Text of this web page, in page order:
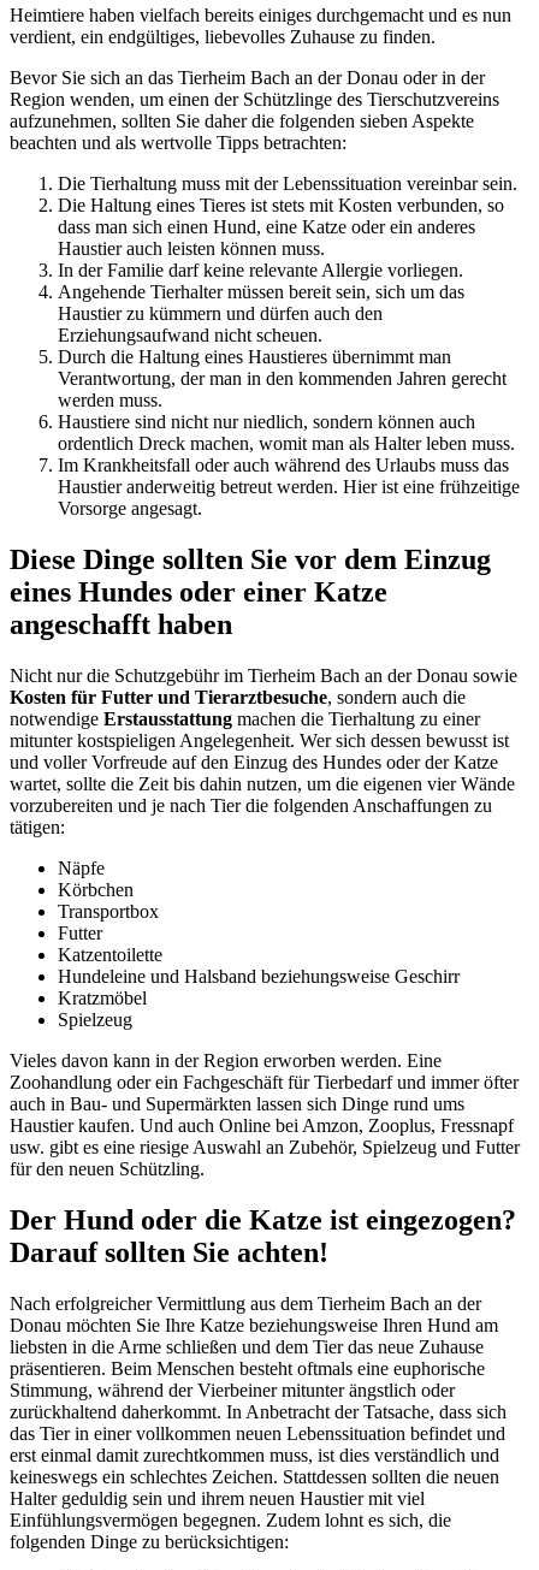
Heimtiere haben vielfach bereits einiges durchgemacht und es nun
verdient, ein endgültiges, liebevolles Zuhause zu finden.
Bevor Sie sich an das Tierheim Bach an der Donau oder in der
Region wenden, um einen der Schützlinge des Tierschutzvereins
aufzunehmen, sollten Sie daher die folgenden sieben Aspekte
beachten und als wertvolle Tipps betrachten:
Die Tierhaltung muss mit der Lebenssituation vereinbar sein.
Die Haltung eines Tieres ist stets mit Kosten verbunden, so
dass man sich einen Hund, eine Katze oder ein anderes
Haustier auch leisten können muss.
In der Familie darf keine relevante Allergie vorliegen.
Angehende Tierhalter müssen bereit sein, sich um das
Haustier zu kümmern und dürfen auch den
Erziehungsaufwand nicht scheuen.
Durch die Haltung eines Haustieres übernimmt man
Verantwortung, der man in den kommenden Jahren gerecht
werden muss.
Haustiere sind nicht nur niedlich, sondern können auch
ordentlich Dreck machen, womit man als Halter leben muss.
Im Krankheitsfall oder auch während des Urlaubs muss das
Haustier anderweitig betreut werden. Hier ist eine frühzeitige
Vorsorge angesagt.
Diese Dinge sollten Sie vor dem Einzug
eines Hundes oder einer Katze
angeschafft haben
Nicht nur die Schutzgebühr im Tierheim Bach an der Donau sowie
Kosten für Futter und Tierarztbesuche, sondern auch die
notwendige Erstausstattung machen die Tierhaltung zu einer
mitunter kostspieligen Angelegenheit. Wer sich dessen bewusst ist
und voller Vorfreude auf den Einzug des Hundes oder der Katze
wartet, sollte die Zeit bis dahin nutzen, um die eigenen vier Wände
vorzubereiten und je nach Tier die folgenden Anschaffungen zu
tätigen:
Näpfe
Körbchen
Transportbox
Futter
Katzentoilette
Hundeleine und Halsband beziehungsweise Geschirr
Kratzmöbel
Spielzeug
Vieles davon kann in der Region erworben werden. Eine
Zoohandlung oder ein Fachgeschäft für Tierbedarf und immer öfter
auch in Bau- und Supermärkten lassen sich Dinge rund ums
Haustier kaufen. Und auch Online bei Amzon, Zooplus, Fressnapf
usw. gibt es eine riesige Auswahl an Zubehör, Spielzeug und Futter
für den neuen Schützling.
Der Hund oder die Katze ist eingezogen?
Darauf sollten Sie achten!
Nach erfolgreicher Vermittlung aus dem Tierheim Bach an der
Donau möchten Sie Ihre Katze beziehungsweise Ihren Hund am
liebsten in die Arme schließen und dem Tier das neue Zuhause
präsentieren. Beim Menschen besteht oftmals eine euphorische
Stimmung, während der Vierbeiner mitunter ängstlich oder
zurückhaltend daherkommt. In Anbetracht der Tatsache, dass sich
das Tier in einer vollkommen neuen Lebenssituation befindet und
erst einmal damit zurechtkommen muss, ist dies verständlich und
keineswegs ein schlechtes Zeichen. Stattdessen sollten die neuen
Halter geduldig sein und ihrem neuen Haustier mit viel
Einfühlungsvermögen begegnen. Zudem lohnt es sich, die
folgenden Dinge zu berücksichtigen: